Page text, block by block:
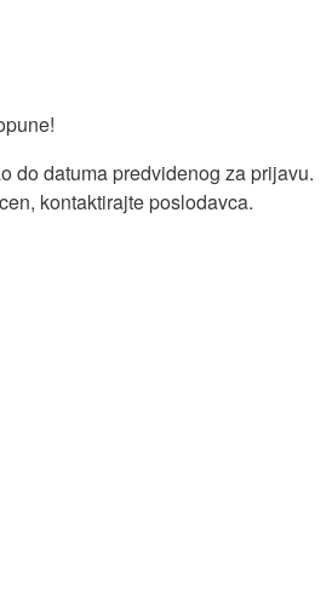
do datuma predvidenog za prijavu.
kontaktirajte poslodavca.